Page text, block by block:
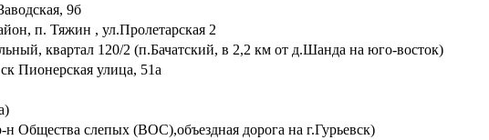
9б
п. Тяжин , ул.Пролетарская 2
квартал 120/2 (п.Бачатский, в 2,2 км от д.Шанда на юго-восток)
Пионерская улица, 51а
Общества слепых (ВОС),объездная дорога на г.Гурьевск)